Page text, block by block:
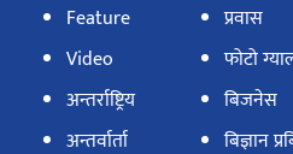
Feature
Video
अन्तर्राष्ट्रिय
अन्तर्वार्ता
प्रवास
फोटो
बिजनेस
बिज्ञान